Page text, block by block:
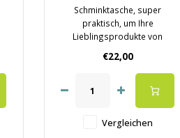
Schminktasche, super
praktisch, um Ihre
Lieblingsprodukte von
€22,00
Vergleichen